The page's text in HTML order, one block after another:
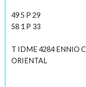
49 5 P 29
58 1 P 33
T IDME 4284 ENNIO
ORIENTAL